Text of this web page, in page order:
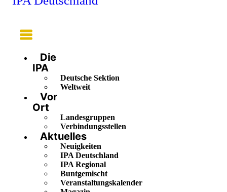
Main
Menu
Die
IPA
Deutsche Sektion
Weltweit
Vor
Ort
Landesgruppen
Verbindungsstellen
Aktuelles
Neuigkeiten
IPA Deutschland
IPA Regional
Buntgemischt
Veranstaltungskalender